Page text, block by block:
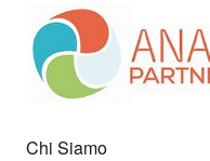
Chi Siamo